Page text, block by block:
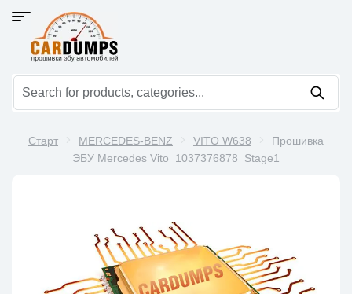
Старт MERCEDES-BENZ VITO W638
Прошивка
ЭБУ Mercedes Vito_1037376878_Stage1